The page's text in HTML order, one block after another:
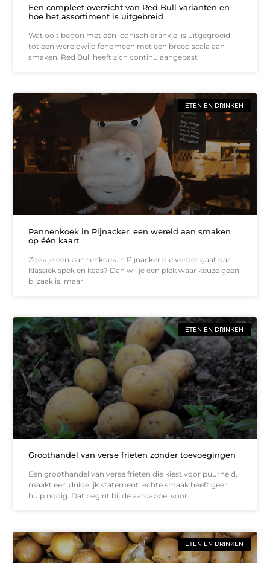
Een compleet overzicht van Red Bull varianten en
hoe het assortiment is uitgebreid
Wat ooit begon met één iconisch drankje, is uitgegroeid
tot een wereldwijd fenomeen met een breed scala aan
smaken. Red Bull heeft zich continu aangepast
ETEN EN DRINKEN
Pannenkoek in Pijnacker: een wereld aan smaken
op één kaart
Zoek je een pannenkoek in Pijnacker die verder gaat dan
klassiek spek en kaas? Dan wil je een plek waar keuze geen
bijzaak is, maar
ETEN EN DRINKEN
Groothandel van verse frieten zonder toevoegingen
Een groothandel van verse frieten die kiest voor puurheid,
maakt een duidelijk statement: echte smaak heeft geen
hulp nodig. Dat begint bij de aardappel voor
ETEN EN DRINKEN